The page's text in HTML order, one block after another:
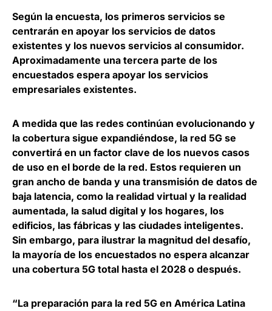
Según la encuesta, los primeros servicios se
centrarán en apoyar los servicios de datos
existentes y los nuevos servicios al consumidor.
Aproximadamente una tercera parte de los
encuestados espera apoyar los servicios
empresariales existentes.
A medida que las redes continúan evolucionando y
la cobertura sigue expandiéndose, la red 5G se
convertirá en un factor clave de los nuevos casos
de uso en el borde de la red. Estos requieren un
gran ancho de banda y una transmisión de datos de
baja latencia, como la realidad virtual y la realidad
aumentada, la salud digital y los hogares, los
edificios, las fábricas y las ciudades inteligentes.
Sin embargo, para ilustrar la magnitud del desafío,
la mayoría de los encuestados no espera alcanzar
una cobertura 5G total hasta el 2028 o después.
“La preparación para la red 5G en América Latina